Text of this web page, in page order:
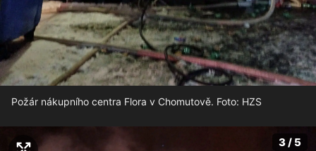
Požár nákupního centra Flora v Chomutově. Foto: HZS
3 / 5